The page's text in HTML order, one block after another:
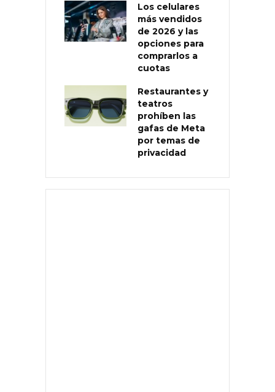
Los celulares
más vendidos
de 2026 y las
opciones para
comprarlos a
cuotas
Restaurantes y
teatros
prohíben las
gafas de Meta
por temas de
privacidad